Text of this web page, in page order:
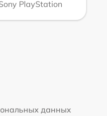
PlayStation
данных